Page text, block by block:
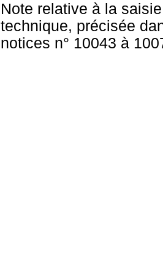
Note relative à la
technique, précisée
notices n° 10043 à